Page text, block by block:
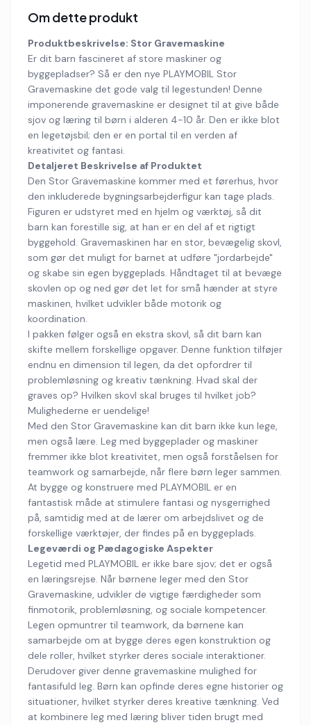
Om dette produkt
Produktbeskrivelse: Stor Gravemaskine
Er dit barn fascineret af store maskiner og
byggepladser? Så er den nye PLAYMOBIL Stor
Gravemaskine det gode valg til legestunden! Denne
imponerende gravemaskine er designet til at give både
sjov og læring til børn i alderen 4-10 år. Den er ikke blot
en legetøjsbil; den er en portal til en verden af
kreativitet og fantasi.
Detaljeret Beskrivelse af Produktet
Den Stor Gravemaskine kommer med et førerhus, hvor
den inkluderede bygningsarbejderfigur kan tage plads.
Figuren er udstyret med en hjelm og værktøj, så dit
barn kan forestille sig, at han er en del af et rigtigt
byggehold. Gravemaskinen har en stor, bevægelig skovl,
som gør det muligt for barnet at udføre "jordarbejde"
og skabe sin egen byggeplads. Håndtaget til at bevæge
skovlen op og ned gør det let for små hænder at styre
maskinen, hvilket udvikler både motorik og
koordination.
I pakken følger også en ekstra skovl, så dit barn kan
skifte mellem forskellige opgaver. Denne funktion tilføjer
endnu en dimension til legen, da det opfordrer til
problemløsning og kreativ tænkning. Hvad skal der
graves op? Hvilken skovl skal bruges til hvilket job?
Mulighederne er uendelige!
Med den Stor Gravemaskine kan dit barn ikke kun lege,
men også lære. Leg med byggeplader og maskiner
fremmer ikke blot kreativitet, men også forståelsen for
teamwork og samarbejde, når flere børn leger sammen.
At bygge og konstruere med PLAYMOBIL er en
fantastisk måde at stimulere fantasi og nysgerrighed
på, samtidig med at de lærer om arbejdslivet og de
forskellige værktøjer, der findes på en byggeplads.
Legeværdi og Pædagogiske Aspekter
Legetid med PLAYMOBIL er ikke bare sjov; det er også
en læringsrejse. Når børnene leger med den Stor
Gravemaskine, udvikler de vigtige færdigheder som
finmotorik, problemløsning, og sociale kompetencer.
Legen opmuntrer til teamwork, da børnene kan
samarbejde om at bygge deres egen konstruktion og
dele roller, hvilket styrker deres sociale interaktioner.
Derudover giver denne gravemaskine mulighed for
fantasifuld leg. Børn kan opfinde deres egne historier og
situationer, hvilket styrker deres kreative tænkning. Ved
at kombinere leg med læring bliver tiden brugt med